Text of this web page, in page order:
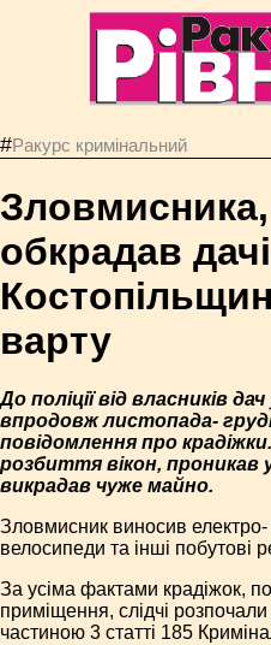
#Ракурс кримінальний
обкрадав
варту
До поліції від власників
впродовж листопада-
повідомлення про
розбиття вікон, проникав
викрадав чуже майно.
Зловмисник виносив електро-
велосипеди та інші побутові
За усіма фактами крадіжок,
приміщення, слідчі
частиною 3 статті 185